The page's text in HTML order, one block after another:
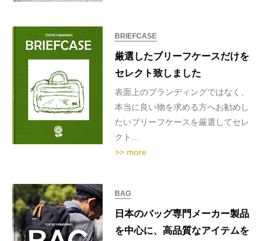
BRIEFCASE
厳選したブリーフケースだけを
セレクト致しました
表面上のブランディングではなく、
本当に良い物を求める方へお勧めし
たいブリーフケースを厳選してセレ
クト…
>> more
BAG
日本のバッグ専門メーカー製品
を中心に、高品質なアイテムを